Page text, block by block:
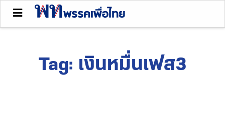
Tag: เงินหมื่นเฟส3